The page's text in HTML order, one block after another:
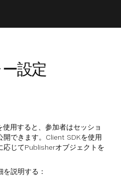
設定
用すると、参加者はセッショ
開できます。Client SDKを使用
応じてPublisherオブジェクトを
説明する：